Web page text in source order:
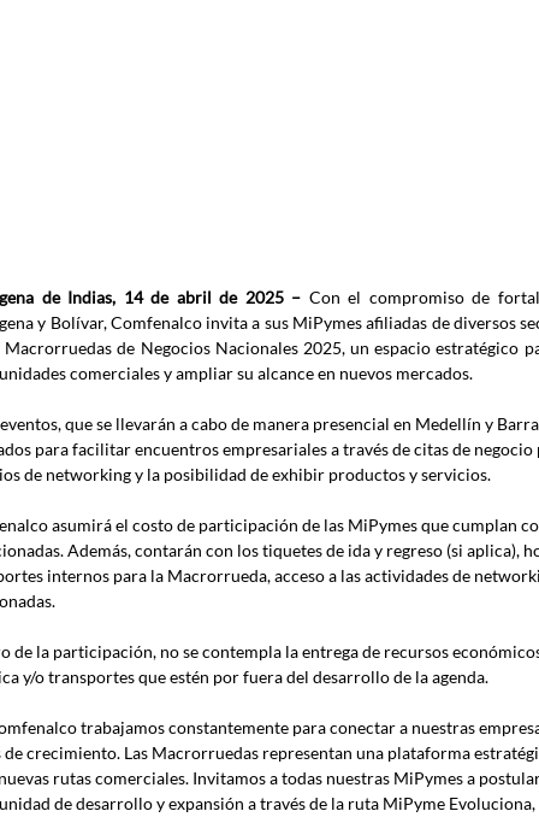
de Indias, 14 de abril de 2025 – Con el compromiso de
y Bolívar, Comfenalco invita a sus MiPymes afiliadas de diversos
Macrorruedas de Negocios Nacionales 2025, un espacio estratégico
comerciales y ampliar su alcance en nuevos mercados.
que se llevarán a cabo de manera presencial en Medellín y
para facilitar encuentros empresariales a través de citas de
de networking y la posibilidad de exhibir productos y servicios.
asumirá el costo de participación de las MiPymes que cumplan
Además, contarán con los tiquetes de ida y regreso (si aplica),
internos para la Macrorrueda, acceso a las actividades de
de la participación, no se contempla la entrega de recursos
y/o transportes que estén por fuera del desarrollo de la agenda.
trabajamos constantemente para conectar a nuestras
de crecimiento. Las Macrorruedas representan una plataforma
rutas comerciales. Invitamos a todas nuestras MiPymes a
de desarrollo y expansión a través de la ruta MiPyme